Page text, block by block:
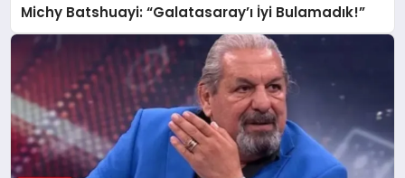
Michy Batshuayi: “Galatasaray’ı İyi Bulamadık!”